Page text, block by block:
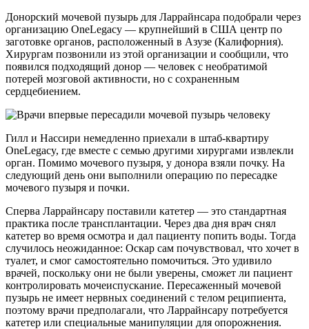
Донорский мочевой пузырь для Ларрайнсара подобрали через
организацию OneLegacy — крупнейший в США центр по
заготовке органов, расположенный в Азузе (Калифорния).
Хирургам позвонили из этой организации и сообщили, что
появился подходящий донор — человек с необратимой
потерей мозговой активности, но с сохраненным
сердцебиением.
Гилл и Нассири немедленно приехали в штаб-квартиру
OneLegacy, где вместе с семью другими хирургами извлекли
орган. Помимо мочевого пузыря, у донора взяли почку. На
следующий день они выполнили операцию по пересадке
мочевого пузыря и почки.
Сперва Ларрайнсару поставили катетер — это стандартная
практика после трансплантации. Через два дня врач снял
катетер во время осмотра и дал пациенту попить воды. Тогда
случилось неожиданное: Оскар сам почувствовал, что хочет в
туалет, и смог самостоятельно помочиться. Это удивило
врачей, поскольку они не были уверены, сможет ли пациент
контролировать мочеиспускание. Пересаженный мочевой
пузырь не имеет нервных соединений с телом реципиента,
поэтому врачи предполагали, что Ларрайнсару потребуется
катетер или специальные манипуляции для опорожнения.